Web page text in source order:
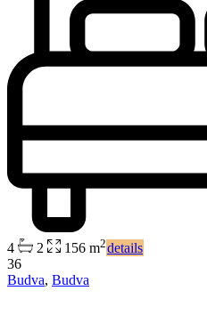
4 2 156 m2details
36
Budva, Budva